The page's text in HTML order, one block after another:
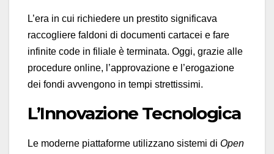
L’era in cui richiedere un prestito significava
raccogliere faldoni di documenti cartacei e fare
infinite code in filiale è terminata. Oggi, grazie alle
procedure online, l’approvazione e l’erogazione
dei fondi avvengono in tempi strettissimi.
L’Innovazione Tecnologica
Le moderne piattaforme utilizzano sistemi di Open